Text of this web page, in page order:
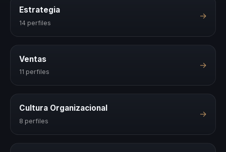
Estrategia
14 perfiles
→
Ventas
11 perfiles
→
Cultura Organizacional
8 perfiles
→